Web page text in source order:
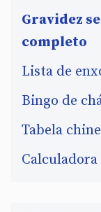
Gravidez
completo
Lista de
Bingo de
Tabela